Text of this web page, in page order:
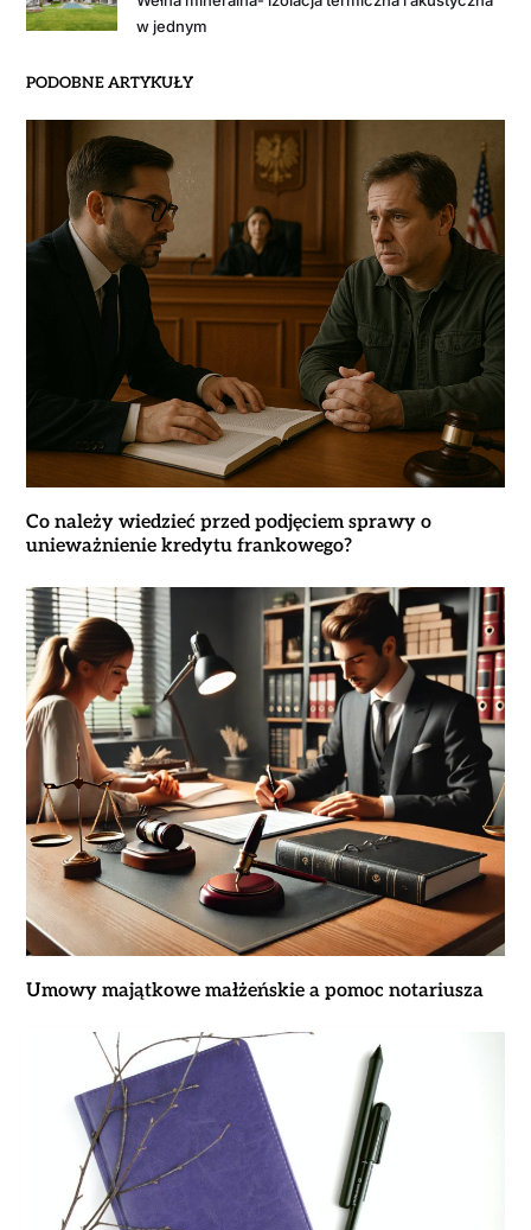
w jednym
PODOBNE ARTYKUŁY
Co należy wiedzieć przed podjęciem sprawy o
unieważnienie kredytu frankowego?
Umowy majątkowe małżeńskie a pomoc notariusza